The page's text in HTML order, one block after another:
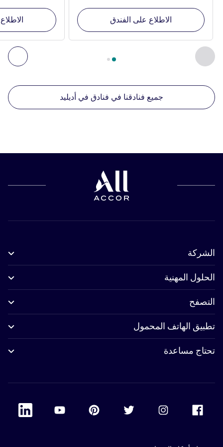
السابق - منشآتنا الأخرى القريبة
الصفحة
الاطلاع على الفندق
جميع فنادقنا في فنادق في أديليد
الشركة
الحلول المهنية
التصفح
تطبيق الهاتف المحمول
تحتاج مساعدة
Accor Facebook
Accor Twitter
Accor Pinterest
Accor Youtube
Linkedin